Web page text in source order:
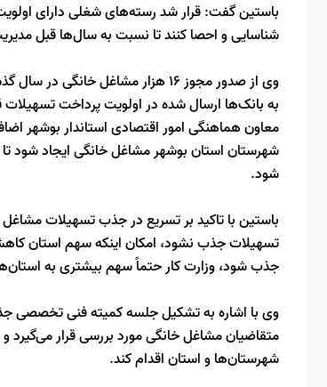
باستین گفت: قرار شد رسته‌های شغلی دارای
شناسایی و احصا کنند تا نسبت به سال‌ها قبل
وی از صدور مجوز ۱۶ هزار مشاغل
به بانک‌ها ارسال شده در اولویت پرداخت تسهیلات
معاون هماهنگی امور اقتصادی استاندار بوشهر
شهرستان استان بوشهر مشاغل خانگی ایجاد شود
شود.
تسهیلات جذب نشود، امکان اینکه سهم استان
جذب شود، وزارت کار حتماً سهم بیشتری به
وی با اشاره به تشکیل جلسه کمیته فنی تخصصی
متقاضیان مشاغل خانگی مورد بررسی قرار
شهرستان‌ها و استان اقدام کند.